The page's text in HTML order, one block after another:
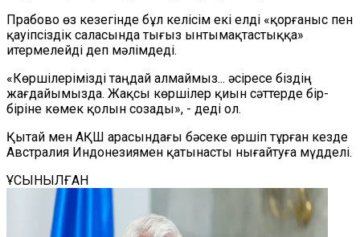
Прабово өз кезегінде бұл келісім екі елді «қорғаныс пен
қауіпсіздік саласында тығыз ынтымақтастыққа»
итермелейді деп мәлімдеді.
«Көршілерімізді таңдай алмаймыз... әсіресе біздің
жағдайымызда. Жақсы көршілер қиын сәттерде бір-
біріне көмек қолын созады», - деді ол.
Қытай мен АҚШ арасындағы бәсеке өршіп тұрған кезде
Австралия Индонезиямен қатынасты нығайтуға мүдделі.
ҰСЫНЫЛҒАН